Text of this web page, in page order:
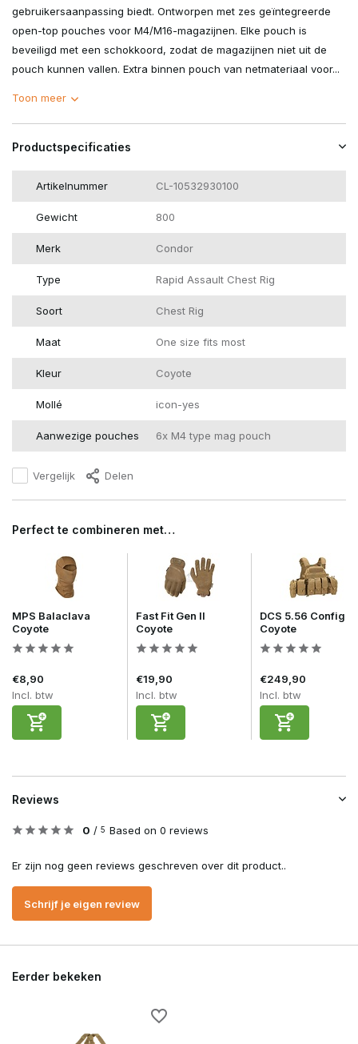
gebruikersaanpassing biedt. Ontworpen met zes geïntegreerde
open-top pouches voor M4/M16-magazijnen. Elke pouch is
beveiligd met een schokkoord, zodat de magazijnen niet uit de
pouch kunnen vallen. Extra binnen pouch van netmateriaal voor...
Toon meer
Productspecificaties
Artikelnummer CL-10532930100
Gewicht 800
Merk Condor
Type Rapid Assault Chest Rig
Soort Chest Rig
Maat One size fits most
Kleur Coyote
Mollé icon-yes
Aanwezige pouches 6x M4 type mag pouch
Vergelijk Delen
Perfect te combineren met…
MPS Balaclava
Coyote
€8,90
Incl. btw
Fast Fit Gen II
Coyote
€19,90
Incl. btw
DCS 5.56 Config
Coyote
€249,90
Incl. btw
Reviews
0 / 5 Based on 0 reviews
Er zijn nog geen reviews geschreven over dit product..
Schrijf je eigen review
Eerder bekeken